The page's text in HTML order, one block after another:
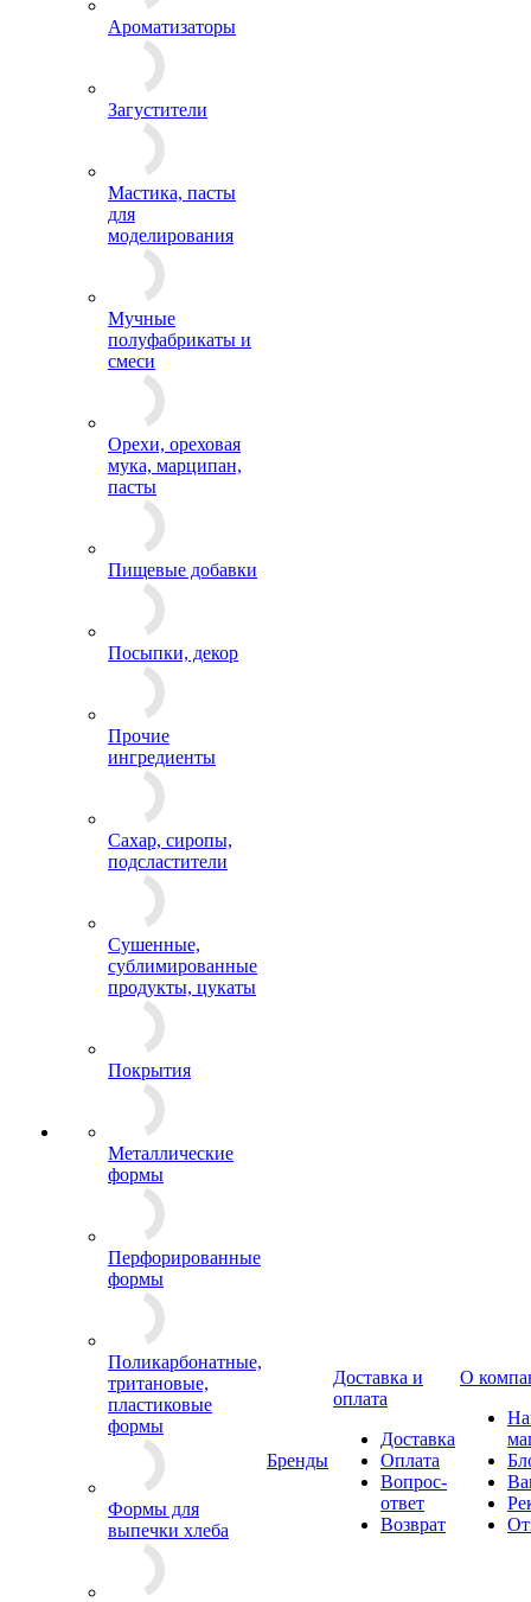
Ароматизаторы
Загустители
Мастика, пасты
для
моделирования
Мучные
полуфабрикаты и
смеси
Орехи, ореховая
мука, марципан,
пасты
Пищевые добавки
Посыпки, декор
Прочие
ингредиенты
Сахар, сиропы,
подсластители
Сушенные,
сублимированные
продукты, цукаты
Покрытия
Металлические
формы
Перфорированные
формы
Поликарбонатные,
тритановые,
пластиковые
формы
Формы для
выпечки хлеба
Бренды
Доставка и
оплата
Доставка
Оплата
Вопрос-
ответ
Возврат
О